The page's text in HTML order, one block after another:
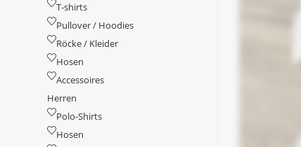
T-shirts
Pullover / Hoodies
Röcke / Kleider
Hosen
Accessoires
Herren
Polo-Shirts
Hosen